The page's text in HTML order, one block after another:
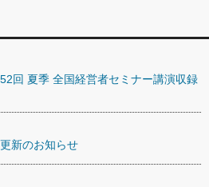
回 夏季 全国経営者セミナー講演収録
新のお知らせ